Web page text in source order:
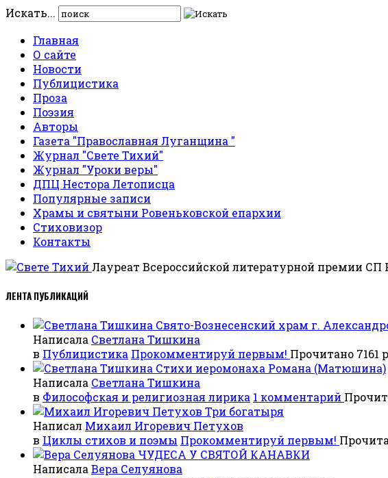
Искать...
Главная
О сайте
Новости
Публицистика
Проза
Поэзия
Авторы
Газета "Православная Луганщина "
Журнал "Свете Тихий"
Журнал "Уроки веры"
ДПЦ Нестора Летописца
Популярные записи
Храмы и святыни Ровеньковской епархии
Стиховизор
Контакты
Лауреат Всероссийской литературной премии СП
ЛЕНТА ПУБЛИКАЦИЙ
Свято-Вознесенский храм г.
Написала Светлана Тишкина
в Публицистика Прокомментируй первым! Прочитано 7161
Стихи иеромонаха Романа (Матюшина)
Написала Светлана Тишкина
в Философская и религиозная лирика 1 комментарий
Три богатыря
Написал Михаил Игоревич Петухов
в Циклы стихов и поэмы Прокомментируй первым!
ЧУДЕСА У СВЯТОЙ КАНАВКИ
НаписалаВера Селуянова